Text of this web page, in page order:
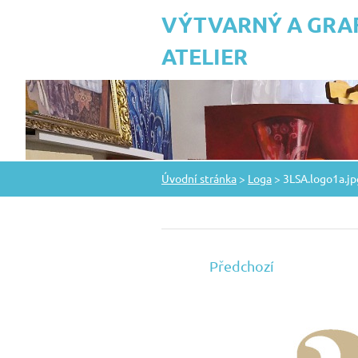
VÝTVARNÝ A
ATELIER
Úvodní stránka > Loga >
Předchozí